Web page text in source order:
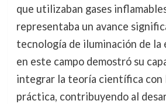
que utilizaban gases
representaba un avance
tecnología de iluminación de la
en este campo demostró su
integrar la teoría científica con
práctica, contribuyendo al